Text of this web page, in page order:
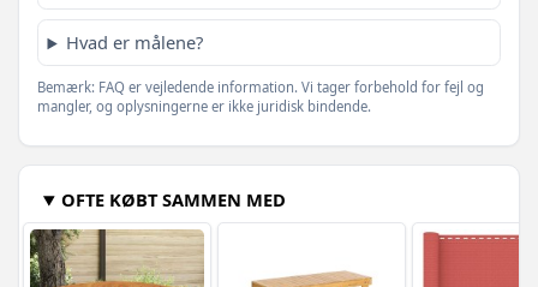
Hvad er målene?
Bemærk: FAQ er vejledende information. Vi tager forbehold for fejl og
mangler, og oplysningerne er ikke juridisk bindende.
OFTE KØBT SAMMEN MED